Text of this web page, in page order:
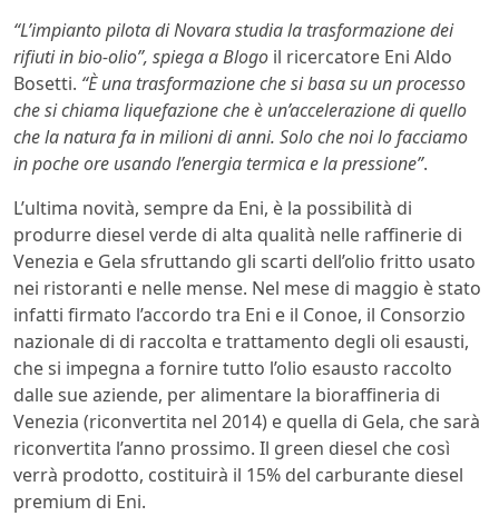
“L’impianto pilota di Novara studia la trasformazione dei
rifiuti in bio-olio”, spiega aBlogo il ricercatore Eni Aldo
Bosetti. “È una trasformazione che si basa su un processo
che si chiama liquefazione che è un’accelerazione di quello
che la natura fa in milioni di anni. Solo che noi lo facciamo
in poche ore usando l’energia termica e la pressione”.
L’ultima novità, sempre da Eni, è la possibilità di
produrre diesel verde di alta qualità nelle raffinerie di
Venezia e Gela sfruttando gli scarti dell’olio fritto usato
nei ristoranti e nelle mense. Nel mese di maggio è stato
infatti firmato l’accordo tra Eni e il Conoe, il Consorzio
nazionale di di raccolta e trattamento degli oli esausti,
che si impegna a fornire tutto l’olio esausto raccolto
dalle sue aziende, per alimentare la bioraffineria di
Venezia (riconvertita nel 2014) e quella di Gela, che sarà
riconvertita l’anno prossimo. Il green diesel che così
verrà prodotto, costituirà il 15% del carburante diesel
premium di Eni.